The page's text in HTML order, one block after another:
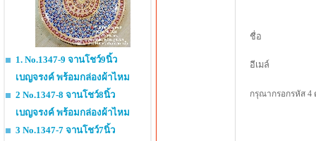
1. No.1347-9 จานโชว์9นิ้ว
เบญจรงค์ พร้อมกล่องผ้าไหม
2 No.1347-8 จานโชว์8นิ้ว
เบญจรงค์ พร้อมกล่องผ้าไหม
3 No.1347-7 จานโชว์7นิ้ว
ชื่อ
อีเมล์
กรุณากรอกรหัส 4